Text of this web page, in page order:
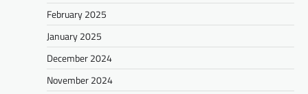
February 2025
January 2025
December 2024
November 2024